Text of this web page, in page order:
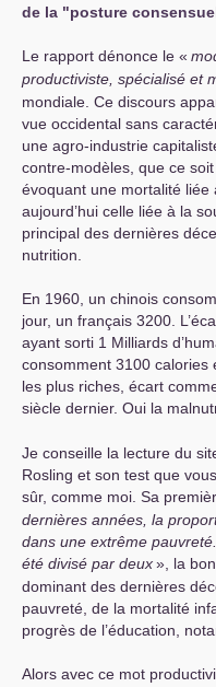
de la "posture
Le rapport dénonce le «
productiviste, spécialisé et
mondiale. Ce discours
vue occidental sans
une agro-industrie
contre-modèles, que ce
évoquant une mortalité
aujourd’hui celle liée à la
principal des dernières
nutrition.
En 1960, un chinois
jour, un français 3200.
ayant sorti 1 Milliards
consomment 3100 calories
les plus riches, écart
siècle dernier. Oui la
Je conseille la lecture du
Rosling et son test que
sûr, comme moi. Sa
dernières années, la
dans une extrême
été divisé par deux», la
dominant des dernières
pauvreté, de la mortalité
progrès de l’éducation,
Alors avec ce mot